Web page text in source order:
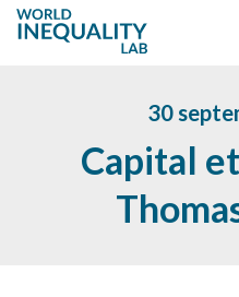
30
Capital